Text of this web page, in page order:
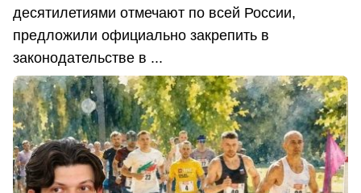
десятилетиями отмечают по всей России,
предложили официально закрепить в
законодательстве в ...